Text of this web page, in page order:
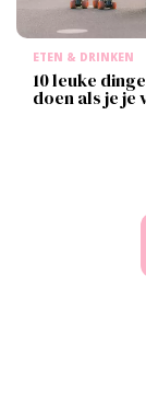
ETEN & DRINKEN
10 leuke
doen als je je